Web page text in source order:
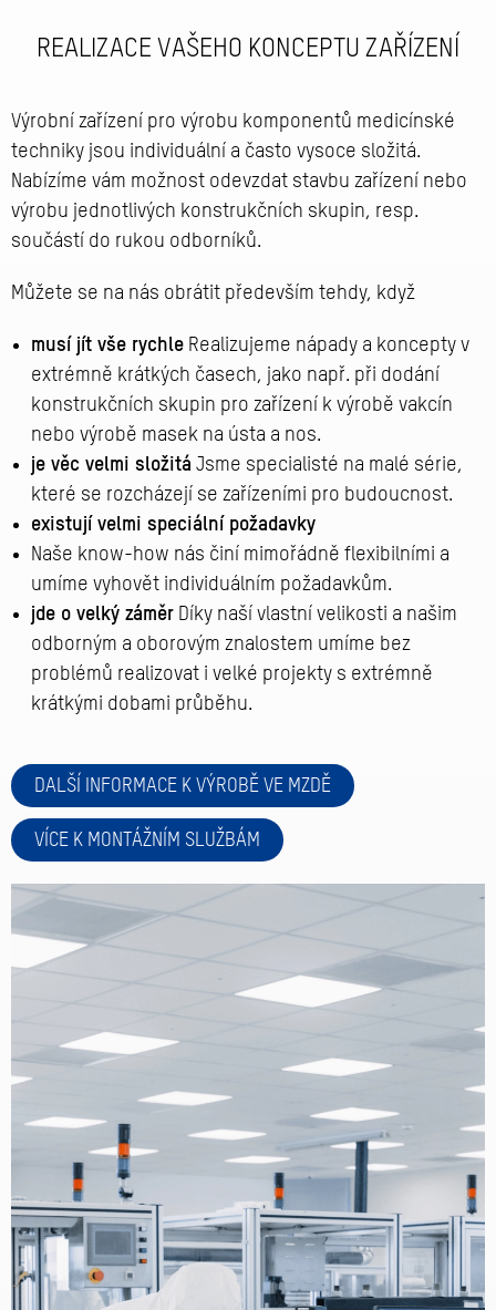
REALIZACE VAŠEHO KONCEPTU ZAŘÍZENÍ
Výrobní zařízení pro výrobu komponentů medicínské
techniky jsou individuální a často vysoce složitá.
Nabízíme vám možnost odevzdat stavbu zařízení nebo
výrobu jednotlivých konstrukčních skupin, resp.
součástí do rukou odborníků.
Můžete se na nás obrátit především tehdy, když
musí jít vše rychle Realizujeme nápady a koncepty v
extrémně krátkých časech, jako např. při dodání
konstrukčních skupin pro zařízení k výrobě vakcín
nebo výrobě masek na ústa a nos.
je věc velmi složitá Jsme specialisté na malé série,
které se rozcházejí se zařízeními pro budoucnost.
existují velmi speciální požadavky
Naše know-how nás činí mimořádně flexibilními a
umíme vyhovět individuálním požadavkům.
jde o velký záměr Díky naší vlastní velikosti a našim
odborným a oborovým znalostem umíme bez
problémů realizovat i velké projekty s extrémně
krátkými dobami průběhu.
DALŠÍ INFORMACE K VÝROBĚ VE MZDĚ
VÍCE K MONTÁŽNÍM SLUŽBÁM